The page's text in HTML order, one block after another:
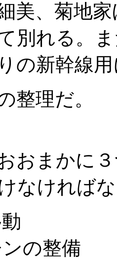
美、菊地
別れる。
の新幹線
整理だ。
おまかに
なければ
の整備